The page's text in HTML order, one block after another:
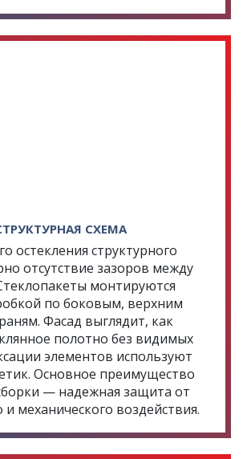
СХЕМА
остекления структурного
отсутствие зазоров между
монтируются
по боковым, верхним
Фасад выглядит, как
полотно без видимых
элементов используют
Основное преимущество
— надежная защита от
механического воздействия.